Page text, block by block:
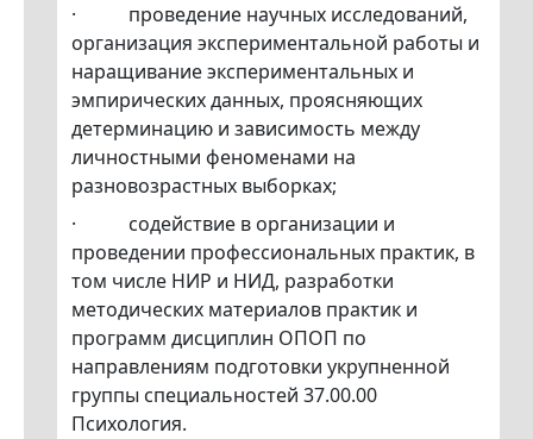
· проведение научных исследований,
организация экспериментальной работы и
наращивание экспериментальных и
эмпирических данных, проясняющих
детерминацию и зависимость между
личностными феноменами на
разновозрастных выборках;
· содействие в организации и
проведении профессиональных практик, в
том числе НИР и НИД, разработки
методических материалов практик и
программ дисциплин ОПОП по
направлениям подготовки укрупненной
группы специальностей 37.00.00
Психология.